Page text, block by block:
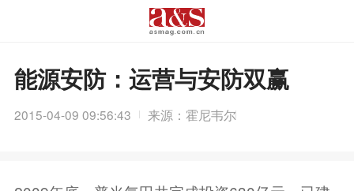
能源安防：运营与安防双赢
2015-04-09 09:56:43 来源：霍尼韦尔